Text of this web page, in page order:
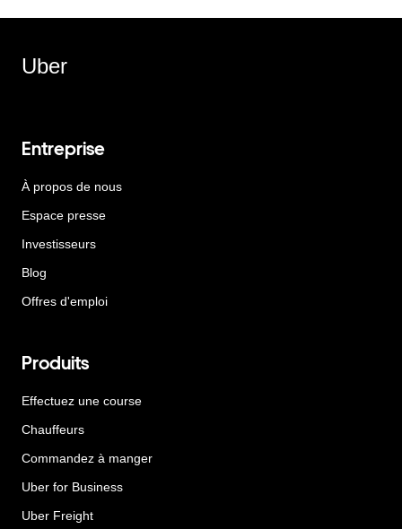
Uber
Entreprise
À propos de nous
Espace presse
Investisseurs
Blog
Offres d'emploi
Produits
Effectuez une course
Chauffeurs
Commandez à manger
Uber for Business
Uber Freight